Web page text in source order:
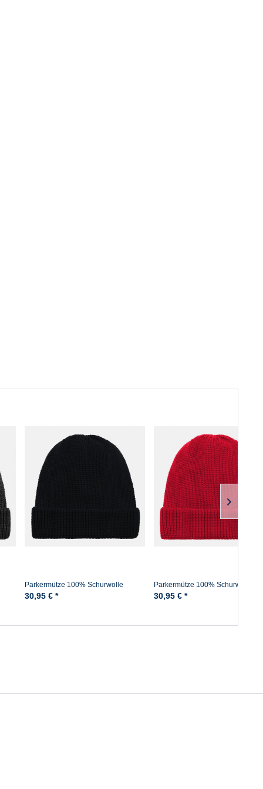
Parkermütze 100% Schurwolle
Hanseheld Strickmütze Wolle -
30,95 € *
Parkermütze 100% Schurwolle
Hanseheld Strickmütze Wolle -
30,95 € *